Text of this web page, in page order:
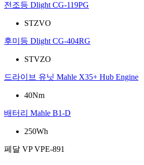
전조등 Dlight CG-119PG
STZVO
후미등 Dlight CG-404RG
STVZO
드라이브 유닛 Mahle X35+ Hub Engine
40Nm
배터리 Mahle B1-D
250Wh
페달 VP VPE-891